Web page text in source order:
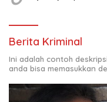
Berita Kriminal
Ini adalah contoh
anda bisa memasukkan